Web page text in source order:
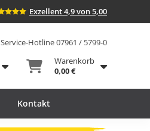
Exzellent 4,9 von 5,00
Service-Hotline 07961 / 5799-0
Warenkorb
0,00 €
Kontakt